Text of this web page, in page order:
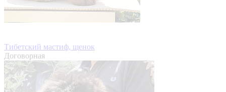
Тибетский мастиф, щенок
Договорная